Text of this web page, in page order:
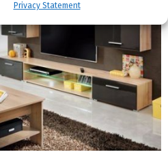
Privacy Statement